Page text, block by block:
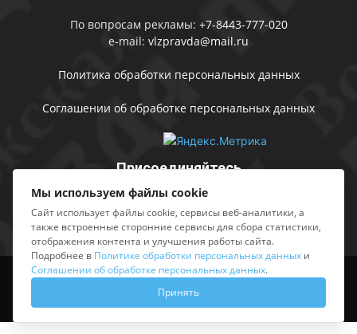
По вопросам рекламы: +7-8443-777-020
e-mail: vlzpravda@mail.ru
Политика обработки персональных данных
Соглашении об обработке персональных данных
Присоединяйтесь
Выходные данные Sing in
© АМУ «Редакция газеты «Волжская правда», 2012-2026
Мы используем файлы cookie
Сайт использует файлы cookie, сервисы веб-аналитики, а
также встроенные сторонние сервисы для сбора статистики,
отображения контента и улучшения работы сайта.
Подробнее в Политике обработки персональных данных и
Соглашении об обработке персональных данных.
Принять